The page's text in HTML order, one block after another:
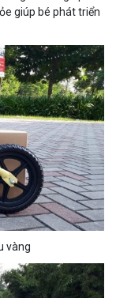
giúp bé phát triển
vàng